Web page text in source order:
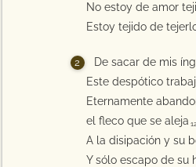
No estoy de amor
Estoy tejido de
De sacar de mis
Este despótico
Eternamente
el fleco que se aleja
A la disipación y su
Y sólo escapo de su